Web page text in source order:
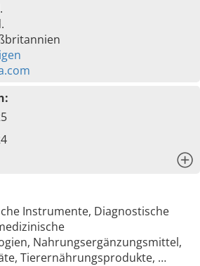
Instrumente, Diagnostische
Nahrungsergänzungsmittel,
Tierernährungsprodukte, …